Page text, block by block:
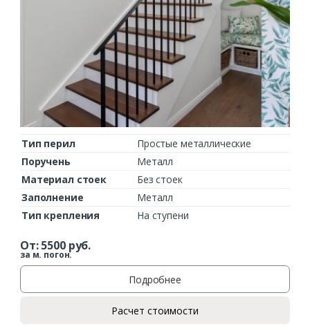
Заказать
Ваше имя*
Ваш телефон*
Комментарий к заказу
Тип перил
Простые металлические
Поручень
Металл
Материал стоек
Без стоек
Заполнение
Металл
Тип крепления
На ступени
От:5500руб.
за м. погон.
Подробнее
Расчет стоимости